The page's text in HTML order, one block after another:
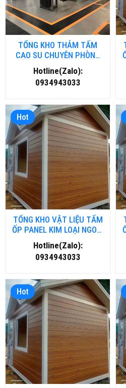
TỔNG KHO THẢM TẤM
CAO SU CHUYÊN PHÒNG
GYM- FITNESS TẠI HỒ CHÍ
MINH
Hotline(Zalo):
0934943033
Hot
TỔNG KHO VẬT LIỆU TẤM
ỐP PANEL KIM LOẠI NGOÀI
TRỜI TẠI THANH HOÁ
Hotline(Zalo):
0934943033
Hot